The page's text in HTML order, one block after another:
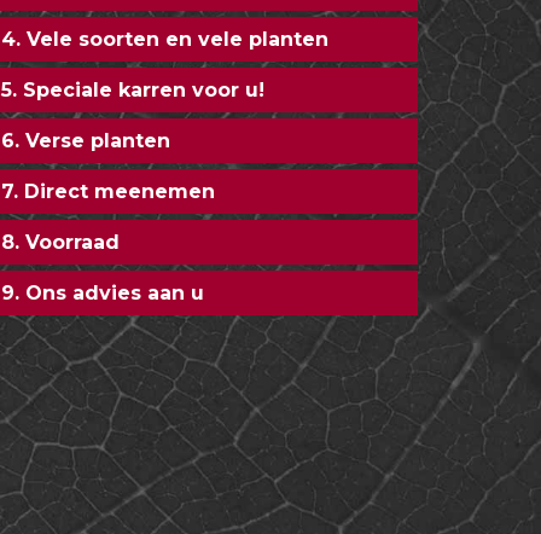
4. Vele soorten en vele planten
5. Speciale karren voor u!
6. Verse planten
7. Direct meenemen
8. Voorraad
9. Ons advies aan u